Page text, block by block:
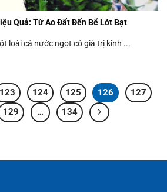
Quả: Từ Ao Đất Đến Bể Lót Bạt
loài cá nước ngọt có giá trị kinh ...
123 124 125 126
127
129 … 134